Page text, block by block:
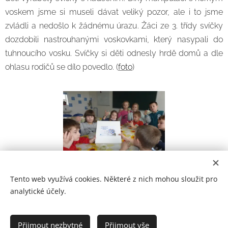
voskem jsme si museli dávat veliký pozor, ale i to jsme
zvládli a nedošlo k žádnému úrazu. Žáci ze 3. třídy svíčky
dozdobili nastrouhanými voskovkami, který nasypali do
tuhnoucího vosku. Svíčky si děti odnesly hrdě domů a dle
ohlasu rodičů se dílo povedlo. (foto)
Tento web využívá cookies. Některé z nich mohou sloužit pro
analytické účely.
Přijmout nezbytné Přijmout vše